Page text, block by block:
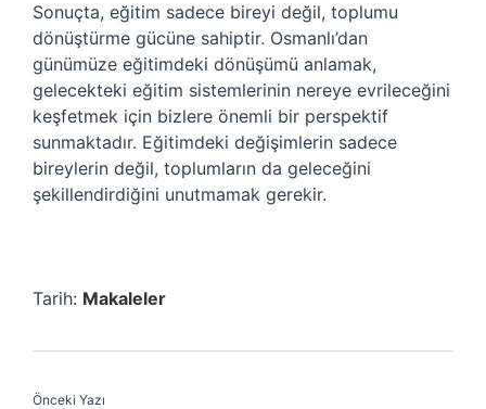
Sonuçta, eğitim sadece bireyi değil, toplumu
dönüştürme gücüne sahiptir. Osmanlı’dan
günümüze eğitimdeki dönüşümü anlamak,
gelecekteki eğitim sistemlerinin nereye evrileceğini
keşfetmek için bizlere önemli bir perspektif
sunmaktadır. Eğitimdeki değişimlerin sadece
bireylerin değil, toplumların da geleceğini
şekillendirdiğini unutmamak gerekir.
Tarih: Makaleler
Önceki Yazı